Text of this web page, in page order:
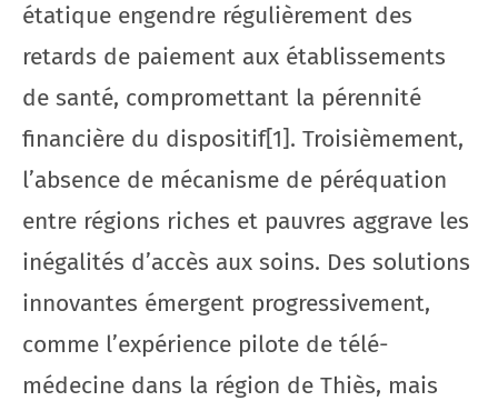
étatique engendre régulièrement des
retards de paiement aux établissements
de santé, compromettant la pérennité
financière du dispositif[1]. Troisièmement,
l’absence de mécanisme de péréquation
entre régions riches et pauvres aggrave les
inégalités d’accès aux soins. Des solutions
innovantes émergent progressivement,
comme l’expérience pilote de télé-
médecine dans la région de Thiès, mais